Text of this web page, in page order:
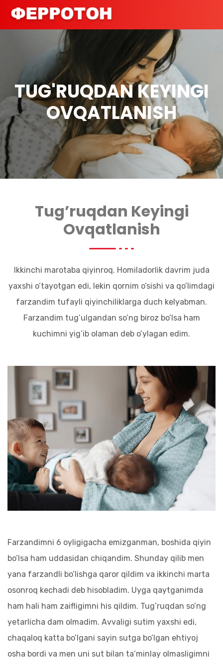
TUG'RUQDAN KEYINGI
OVQATLANISH
Tug’ruqdan Keyingi
Ovqatlanish
Ikkinchi marotaba qiyinroq. Homiladorlik davrim juda
yaxshi o’tayotgan edi, lekin qornim o’sishi va qo’limdagi
farzandim tufayli qiyinchiliklarga duch kelyabman.
Farzandim tug’ulgandan so’ng biroz bo’lsa ham
kuchimni yig’ib olaman deb o’ylagan edim.
Farzandimni 6 oyligigacha emizganman, boshida qiyin
bo’lsa ham uddasidan chiqandim. Shunday qilib men
yana farzandli bo’lishga qaror qildim va ikkinchi marta
osonroq kechadi deb hisobladim. Uyga qaytganimda
ham hali ham zaifligimni his qildim. Tug’ruqdan so’ng
yetarlicha dam olmadim. Avvaligi sutim yaxshi edi,
chaqaloq katta bo’lgani sayin sutga bo’lgan ehtiyoj
osha bordi va men uni sut bilan ta’minlay olmasligimni